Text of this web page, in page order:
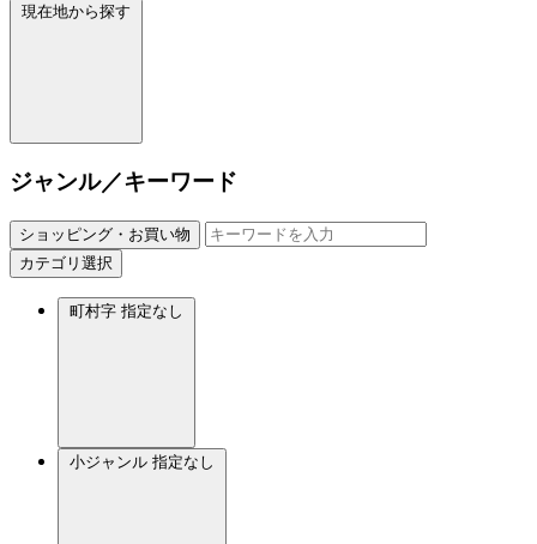
現在地から探す
ジャンル／キーワード
ショッピング・お買い物
カテゴリ選択
町村字 指定なし
小ジャンル 指定なし